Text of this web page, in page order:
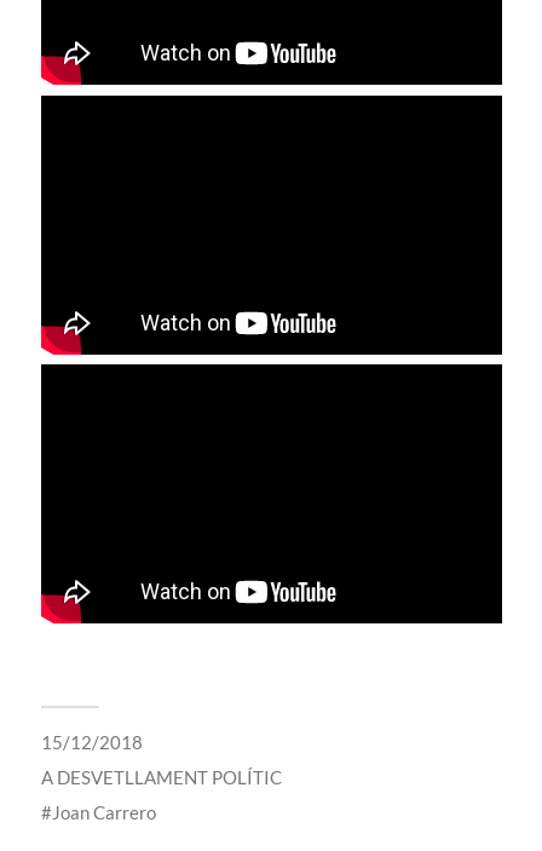
15/12/2018
A DESVETLLAMENT POLÍTIC
Joan Carrero